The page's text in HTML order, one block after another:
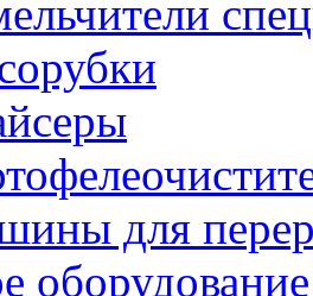
для
оборудование